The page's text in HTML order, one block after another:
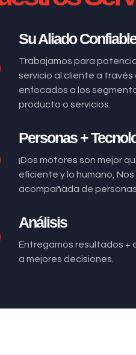
Su Aliado
Trabajamos para
servicio al cliente a
enfocados a los
producto o servicios.
Personas +
¡Dos motores son mejor
eficiente y lo humano,
acompañada de personas.
Análisis
Entregamos resultados +
a mejores decisiones.